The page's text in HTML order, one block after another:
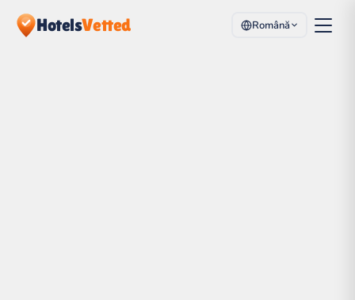
HotelsVetted Română